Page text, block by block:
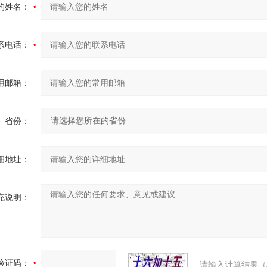
姓名：
电话：
邮箱：
省份：
地址：
说明：
证码： 请输入计算结果